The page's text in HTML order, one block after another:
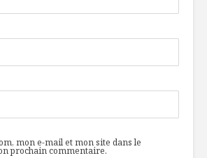
mon e-mail et mon site dans le
prochain commentaire.